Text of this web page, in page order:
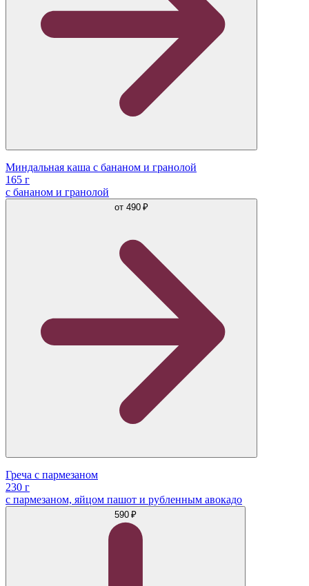
Миндальная каша с бананом и гранолой
165 г
с бананом и гранолой
от 490 ₽
Греча с пармезаном
230 г
с пармезаном, яйцом пашот и рубленным авокадо
590 ₽